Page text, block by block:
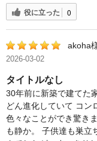
役に立った 0
akoha
2026-03-02
タイトルなし
30年前に新築で建てた
どん進化していて コン
色々なことができ驚き
も静か。 子供達も巣立